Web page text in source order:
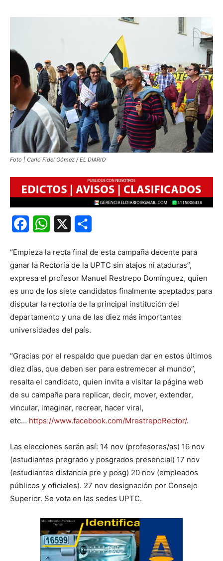
Foto | Carlo Fidel Gómez / EL DIARIO
FacebookWhatsApp
“Empieza la recta final de esta campaña decente para
ganar la Rectoría de la UPTC sin atajos ni ataduras”,
expresa el profesor Manuel Restrepo Domínguez, quien
es uno de los siete candidatos finalmente aceptados para
disputar la rectoría de la principal institución del
departamento y una de las diez más importantes
universidades del país.
“Gracias por el respaldo que puedan dar en estos últimos
diez días, que deben ser para estremecer al mundo”,
resalta el candidato, quien invita a visitar la página web
de su campaña para replicar, decir, mover, extender,
vincular, imaginar, recrear, hacer viral,
etc… https://www.facebook.com/MrestrepoRector/.
Las elecciones serán así: 14 nov (profesores/as) 16 nov
(estudiantes pregrado y posgrados presencial) 17 nov
(estudiantes distancia pre y posg) 20 nov (empleados
públicos y oficiales). 27 nov designación por Consejo
Superior. Se vota en las sedes UPTC.